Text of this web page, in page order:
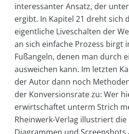
interessanter Ansatz, der
ergibt. In Kapitel 21 dreht sich
eigentliche Liveschalten der
an sich einfache Prozess birgt
Fußangeln, denen man durch
ausweichen kann. Im letzten
der Autor dann noch
der Konversionsrate zu: Wer
erwirtschaftet unterm Strich
Rheinwerk-Verlag illustriert